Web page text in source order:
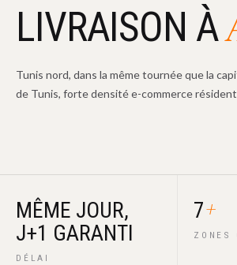
LIVRAISON À
Tunis nord, dans la même tournée que la
de Tunis, forte densité e-commerce
MÊME JOUR,
J+1 GARANTI
DÉLAI
7+
ZONES